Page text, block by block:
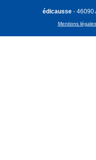
édicausse - 46090
Mentions légales